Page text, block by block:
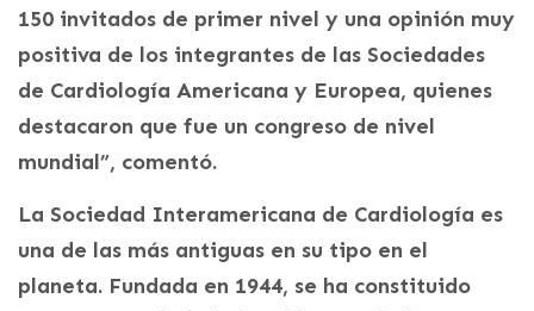
150 invitados de primer nivel y una opinión muy
positiva de los integrantes de las Sociedades
de Cardiología Americana y Europea, quienes
destacaron que fue un congreso de nivel
mundial”, comentó.
La Sociedad Interamericana de Cardiología es
una de las más antiguas en su tipo en el
planeta. Fundada en 1944, se ha constituido